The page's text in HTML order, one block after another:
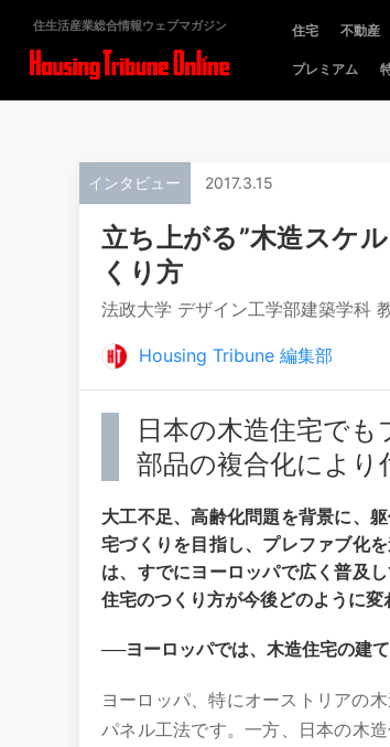
住生活産業総合情報ウェブマガジン 住宅 不動産
プレミアム
インタビュー 2017.3.15
立ち上がる”木造スケ
くり方
法政大学 デザイン工学部建築学科
Housing Tribune 編集部
日本の木造住宅で
部品の複合化により
大工不足、高齢化問題を背景に、
宅づくりを目指し、プレファブ化
は、すでにヨーロッパで広く普及
住宅のつくり方が今後どのように変
──ヨーロッパでは、木造住宅の建
ヨーロッパ、特にオーストリアの
パネル工法です。一方、日本の木